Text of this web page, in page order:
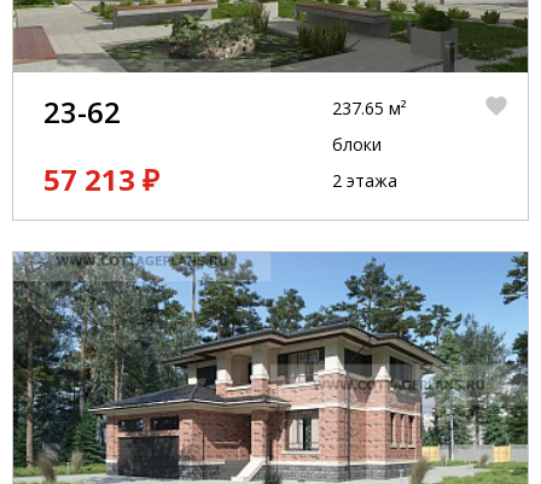
23-62
57 213 ₽
237.65 м²
блоки
2 этажа